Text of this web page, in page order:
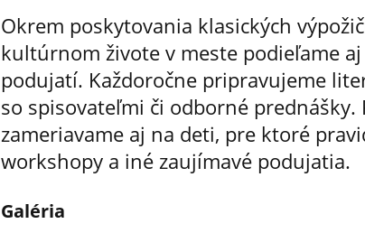
Okrem poskytovania klasických
kultúrnom živote v meste podieľame
podujatí. Každoročne pripravujeme
so spisovateľmi či odborné prednášky.
zameriavame aj na deti, pre ktoré
workshopy a iné zaujímavé podujatia.
Galéria